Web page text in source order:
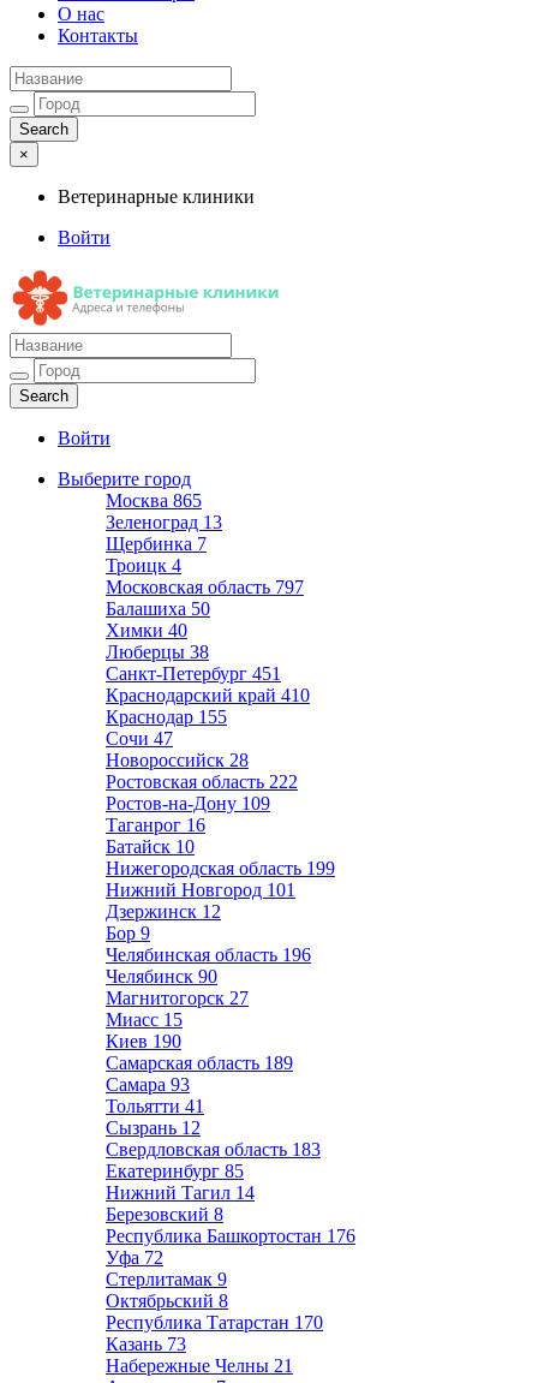
О нас
Контакты
×
Ветеринарные клиники
Войти
Ветеринарные клиники
Адреса и телефоны
Войти
Выберите город
Москва 865
Зеленоград 13
Щербинка 7
Троицк 4
Московская область 797
Балашиха 50
Химки 40
Люберцы 38
Санкт-Петербург 451
Краснодарский край 410
Краснодар 155
Сочи 47
Новороссийск 28
Ростовская область 222
Ростов-на-Дону 109
Таганрог 16
Батайск 10
Нижегородская область 199
Нижний Новгород 101
Дзержинск 12
Бор 9
Челябинская область 196
Челябинск 90
Магнитогорск 27
Миасс 15
Киев 190
Самарская область 189
Самара 93
Тольятти 41
Сызрань 12
Свердловская область 183
Екатеринбург 85
Нижний Тагил 14
Березовский 8
Республика Башкортостан 176
Уфа 72
Стерлитамак 9
Октябрьский 8
Республика Татарстан 170
Казань 73
Набережные Челны 21